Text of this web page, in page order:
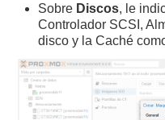
Sobre Discos, le
Controlador SCSI,
disco y la Caché